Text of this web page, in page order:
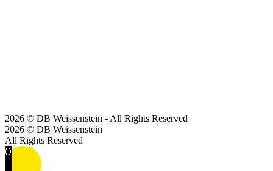
2026 © DB Weissenstein - All Rights Reserved
2026 © DB Weissenstein
All Rights Reserved
0